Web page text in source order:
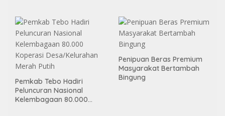
Pemkab Tebo Hadiri
Peluncuran Nasional
Kelembagaan 80.000
Penipuan Beras Premium
Masyarakat Bertambah
Bingung